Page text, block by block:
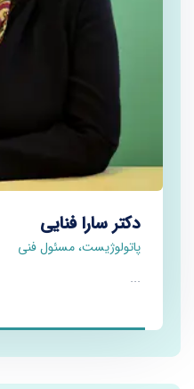
دکتر سارا فنایی
پاتولوژیست، مسئول فنی
...